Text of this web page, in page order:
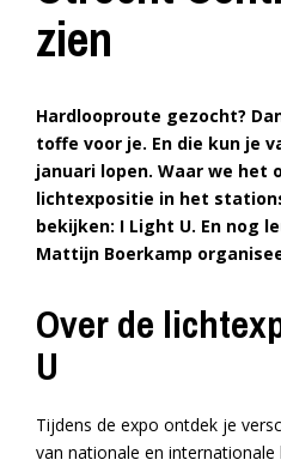
zien
Hardlooproute gezocht?
toffe voor je. En die kun je
januari lopen. Waar we het
lichtexpositie in het
bekijken: I Light U. En nog
Mattijn Boerkamp
Over de
U
Tijdens de expo ontdek je
van nationale en internationale